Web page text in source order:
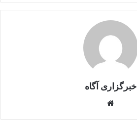
خبرگزاری آگاه